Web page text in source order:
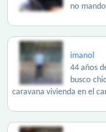
no
imanol
44 años
busco
caravana vivienda en el